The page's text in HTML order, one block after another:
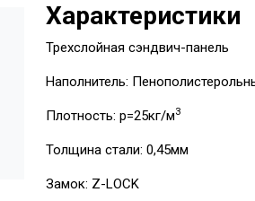
Характеристики
Трехслойная сэндвич-панель
Наполнитель:
Плотность: p=25кг/м3
Толщина стали: 0,45мм
Замок: Z-LOCK